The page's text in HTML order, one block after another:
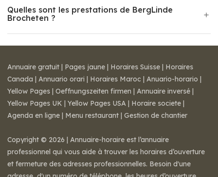
Quelles sont les prestations de BergLinde
Brocheten ?
Annuaire gratuit | Pages jaune | Horaires Suisse | Horaires
Canada | Annuario orari | Horaires Maroc | Anuario-horario |
Yellow Pages | Oeffnungszeiten firmen | Annuaire inversé |
Yellow Pages UK | Yellow Pages USA | Horaire societe |
Agenda en ligne | Menu restaurant | Gestion de chantier
Copyright © 2026 | Annuaire-horaire est l’annuaire
professionnel qui vous aide à trouver les horaires d’ouverture
et fermeture des adresses professionnelles. Besoin d'une